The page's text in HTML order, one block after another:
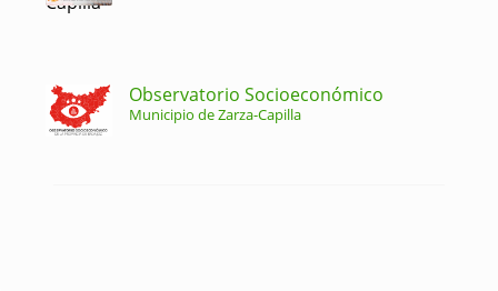
Observatorio Socioeconómico
Municipio de Zarza-Capilla